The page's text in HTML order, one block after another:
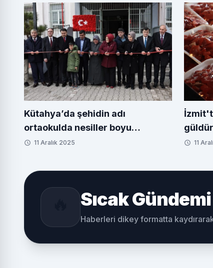
Kütahya’da şehidin adı
ortaokulda nesiller boyu
yaşatılacak
11 Aralık 2025 11
Sıcak Gündemi
Haberleri dikey formatta